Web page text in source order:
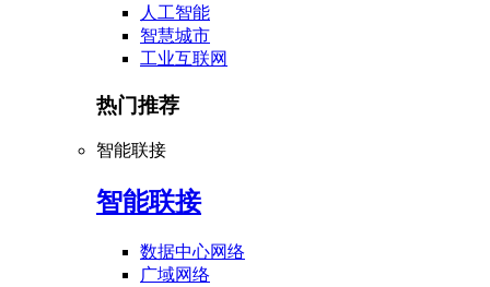
人工智能
智慧城市
工业互联网
热门推荐
智能联接
智能联接
数据中心网络
广域网络